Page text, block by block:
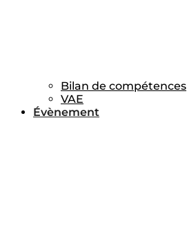
Bilan de compétences
VAE
Évènement